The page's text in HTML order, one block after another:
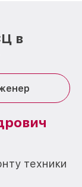
в
техники